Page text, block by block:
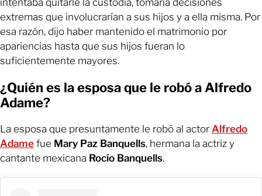
extremas que involucrarían a sus hijos y a ella misma. Por
esa razón, dijo haber mantenido el matrimonio por
apariencias hasta que sus hijos fueran lo
suficientemente mayores.
¿Quién es la esposa que le robó a Alfredo
Adame?
La esposa que presuntamente le robó al actor Alfredo
Adame fue Mary Paz Banquells, hermana la actriz y
cantante mexicana Rocío Banquells.